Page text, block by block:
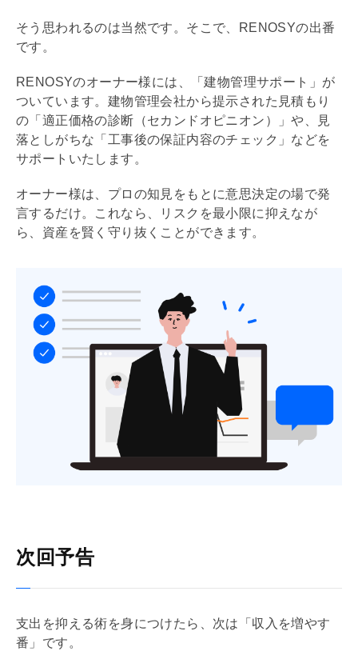
そう思われるのは当然です。そこで、RENOSYの出番
です。
RENOSYのオーナー様には、「建物管理サポート」が
ついています。建物管理会社から提示された見積もり
の「適正価格の診断（セカンドオピニオン）」や、見
落としがちな「工事後の保証内容のチェック」などを
サポートいたします。
オーナー様は、プロの知見をもとに意思決定の場で発
言するだけ。これなら、リスクを最小限に抑えなが
ら、資産を賢く守り抜くことができます。
次回予告
支出を抑える術を身につけたら、次は「収入を増やす
番」です。